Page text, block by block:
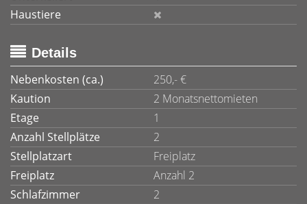
Haustiere
Details
Nebenkosten (ca.)
250,- €
Kaution
2 Monatsnettomieten
Etage
1
Anzahl Stellplätze
2
Stellplatzart
Freiplatz
Freiplatz
Anzahl 2
Schlafzimmer
2